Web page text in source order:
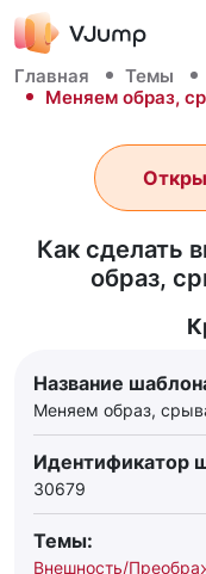
Главная Темы
Меняем образ,
Как сделать
образ,
Название
Меняем образ,
Идентификатор
30679
Темы:
Внешность/